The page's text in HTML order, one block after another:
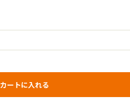
カートに入れる